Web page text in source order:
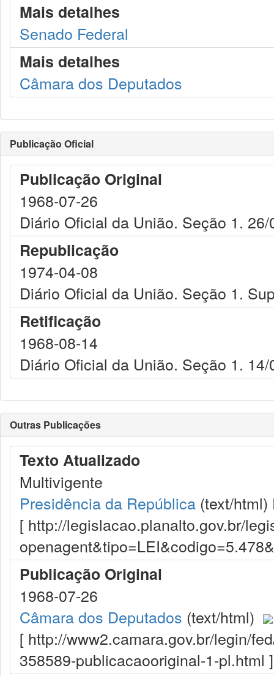
Mais detalhes
Senado Federal
Mais detalhes
Câmara dos Deputados
Publicação Oficial
Publicação Original
1968-07-26
Diário Oficial da União. Seção 1.
Republicação
1974-04-08
Diário Oficial da União. Seção 1.
Retificação
1968-08-14
Diário Oficial da União. Seção 1.
Outras Publicações
Texto Atualizado
Multivigente
Presidência da República (text/html)
[ http://legislacao.planalto.gov.br/
Publicação Original
1968-07-26
Câmara dos Deputados (text/html)
[ http://www2.camara.gov.br/legin/
358589-publicacaooriginal-1-pl.html ]